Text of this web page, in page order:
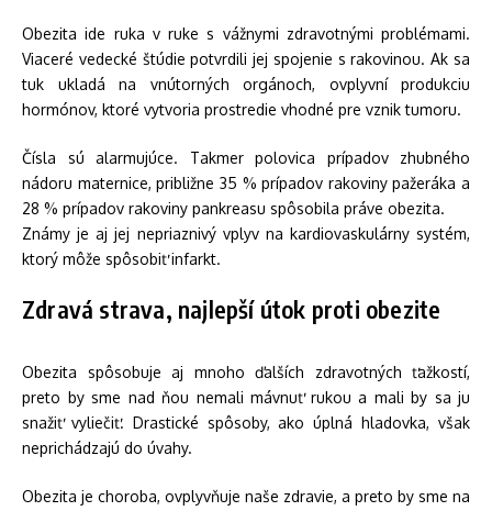
Obezita ide ruka v ruke s vážnymi zdravotnými problémami.
Viaceré vedecké štúdie potvrdili jej spojenie s rakovinou. Ak sa
tuk ukladá na vnútorných orgánoch, ovplyvní produkciu
hormónov, ktoré vytvoria prostredie vhodné pre vznik tumoru.
Čísla sú alarmujúce. Takmer polovica prípadov zhubného
nádoru maternice, približne 35 % prípadov rakoviny pažeráka a
28 % prípadov rakoviny pankreasu spôsobila práve obezita.
Známy je aj jej nepriaznivý vplyv na kardiovaskulárny systém,
ktorý môže spôsobiť infarkt.
Zdravá strava, najlepší útok proti obezite
Obezita spôsobuje aj mnoho ďalších zdravotných ťažkostí,
preto by sme nad ňou nemali mávnuť rukou a mali by sa ju
snažiť vyliečiť. Drastické spôsoby, ako úplná hladovka, však
neprichádzajú do úvahy.
Obezita je choroba, ovplyvňuje naše zdravie, a preto by sme na